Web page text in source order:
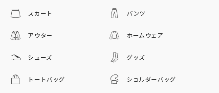
スカート パンツ
アウター ホームウェア
シューズ グッズ
トートバッグ ショルダーバッグ